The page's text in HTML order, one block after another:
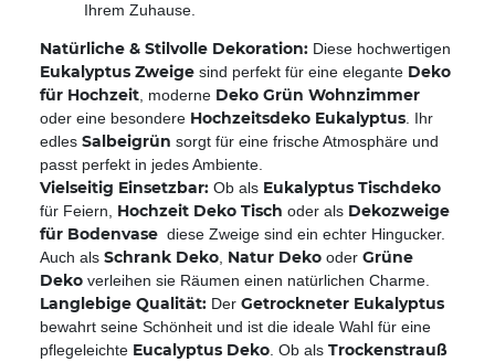
Ihrem Zuhause.
Natürliche & Stilvolle Dekoration: Diese hochwertigen
Eukalyptus Zweige sind perfekt für eine elegante Deko
für Hochzeit , moderne Deko Grün Wohnzimmer
oder eine besondere Hochzeitsdeko Eukalyptus . Ihr
edles Salbeigrün sorgt für eine frische Atmosphäre und
passt perfekt in jedes Ambiente.
Vielseitig Einsetzbar: Ob als Eukalyptus Tischdeko
für Feiern, Hochzeit Deko Tisch oder als Dekozweige
für Bodenvase  diese Zweige sind ein echter Hingucker.
Auch als Schrank Deko Natur Deko oder Grüne
Deko verleihen sie Räumen einen natürlichen Charme.
Langlebige Qualität: Der Getrockneter Eukalyptus
bewahrt seine Schönheit und ist die ideale Wahl für eine
pflegeleichte Eucalyptus Deko . Ob als Trockenstrauß